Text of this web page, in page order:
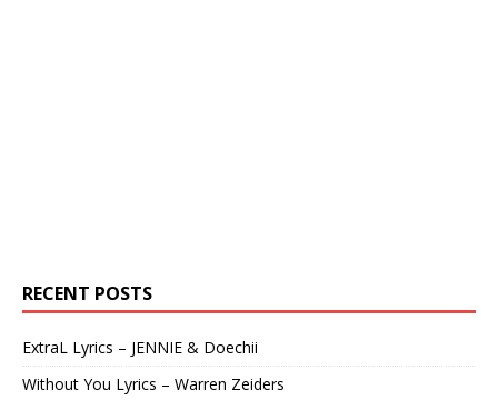
RECENT POSTS
ExtraL Lyrics – JENNIE & Doechii
Without You Lyrics – Warren Zeiders